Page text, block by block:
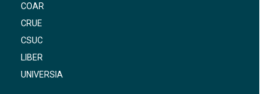
COAR
CRUE
CSUC
LIBER
UNIVERSIA